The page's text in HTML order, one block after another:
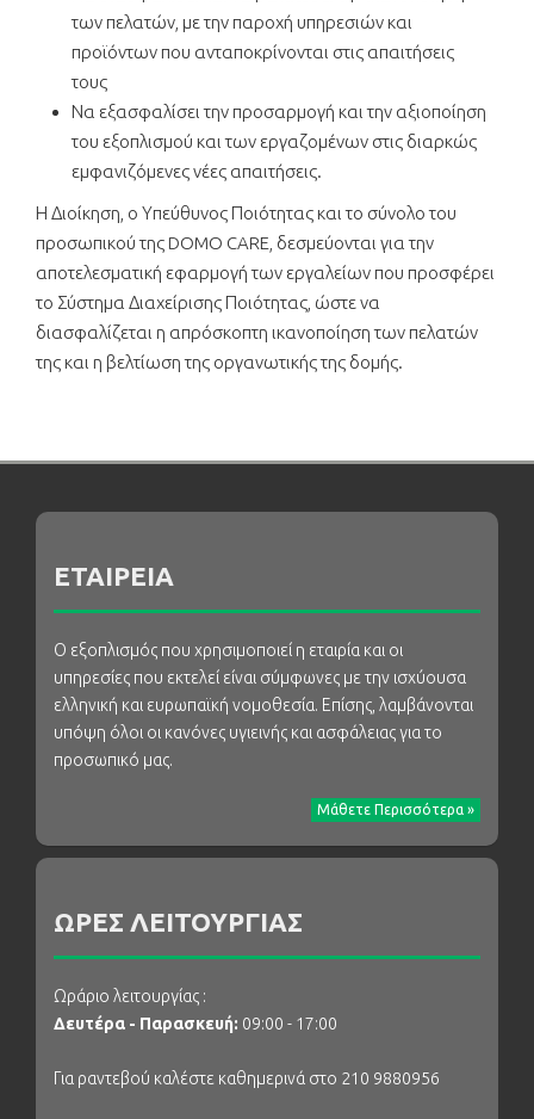
των πελατών, με την παροχή υπηρεσιών και
προϊόντων που ανταποκρίνονται στις απαιτήσεις
τους
Να εξασφαλίσει την προσαρμογή και την αξιοποίηση
του εξοπλισμού και των εργαζομένων στις διαρκώς
εμφανιζόμενες νέες απαιτήσεις.
Η Διοίκηση, ο Υπεύθυνος Ποιότητας και το σύνολο του
προσωπικού της DOMO CARE, δεσμεύονται για την
αποτελεσματική εφαρμογή των εργαλείων που προσφέρει
το Σύστημα Διαχείρισης Ποιότητας, ώστε να
διασφαλίζεται η απρόσκοπτη ικανοποίηση των πελατών
της και η βελτίωση της οργανωτικής της δομής.
ΕΤΑΙΡΕΙΑ
Ο εξοπλισμός που χρησιμοποιεί η εταιρία και οι
υπηρεσίες που εκτελεί είναι σύμφωνες με την ισχύουσα
ελληνική και ευρωπαϊκή νομοθεσία. Επίσης, λαμβάνονται
υπόψη όλοι οι κανόνες υγιεινής και ασφάλειας για το
προσωπικό μας.
Μάθετε Περισσότερα »
ΩΡΕΣ ΛΕΙΤΟΥΡΓΙΑΣ
Ωράριο λειτουργίας :
Δευτέρα - Παρασκευή: 09:00 - 17:00
Για ραντεβού καλέστε καθημερινά στο 210 9880956